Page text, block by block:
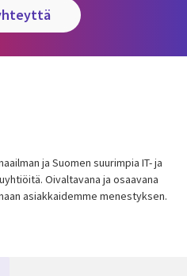
ja Suomen suurimpia IT- ja
Oivaltavana ja osaavana
asiakkaidemme menestyksen.